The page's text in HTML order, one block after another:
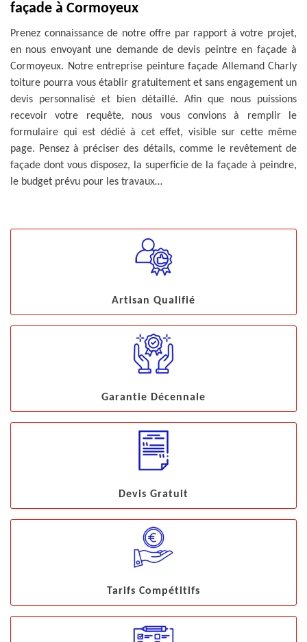
façade à Cormoyeux
Prenez connaissance de notre offre par rapport à votre projet,
en nous envoyant une demande de devis peintre en façade à
Cormoyeux. Notre entreprise peinture façade Allemand Charly
toiture pourra vous établir gratuitement et sans engagement un
devis personnalisé et bien détaillé. Afin que nous puissions
recevoir votre requête, nous vous convions à remplir le
formulaire qui est dédié à cet effet, visible sur cette même
page. Pensez à préciser des détails, comme le revêtement de
façade dont vous disposez, la superficie de la façade à peindre,
le budget prévu pour les travaux…
Artisan Qualifié
Garantie Décennale
Devis Gratuit
Tarifs Compétitifs